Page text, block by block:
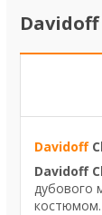
Davidoff
Davidoff
дубового
костюмом.